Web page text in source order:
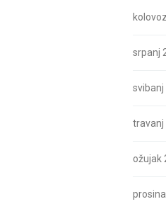
srpanj
svibanj
travanj
ožujak